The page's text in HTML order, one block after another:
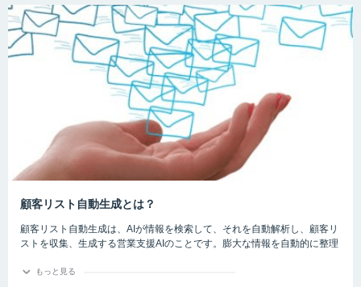
顧客リスト自動生成とは？
顧客リスト自動生成は、AIが情報を検索して、それを自動解析し、顧客リ
ストを収集、生成する営業支援AIのことです。膨大な情報を自動的に整理
もっと見る